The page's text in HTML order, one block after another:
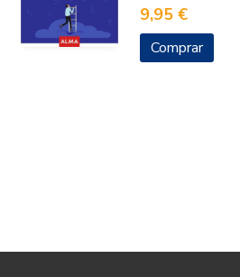
9,95 €
Comprar